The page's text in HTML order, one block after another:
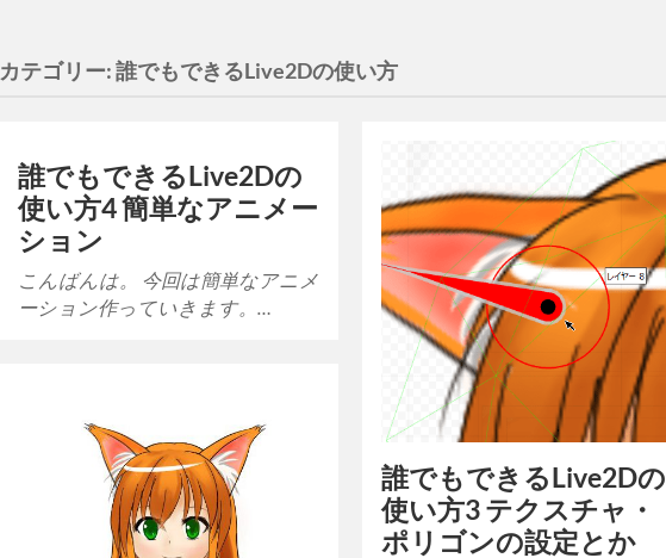
カテゴリー:誰でもできるLive2Dの使い方
誰でもできるLive2Dの
使い方4 簡単なアニメー
ション
こんばんは。 今回は簡単なアニメ
ーション作っていきます。…
誰でもできるLive2Dの
使い方3 テクスチャ・
ポリゴンの設定とか